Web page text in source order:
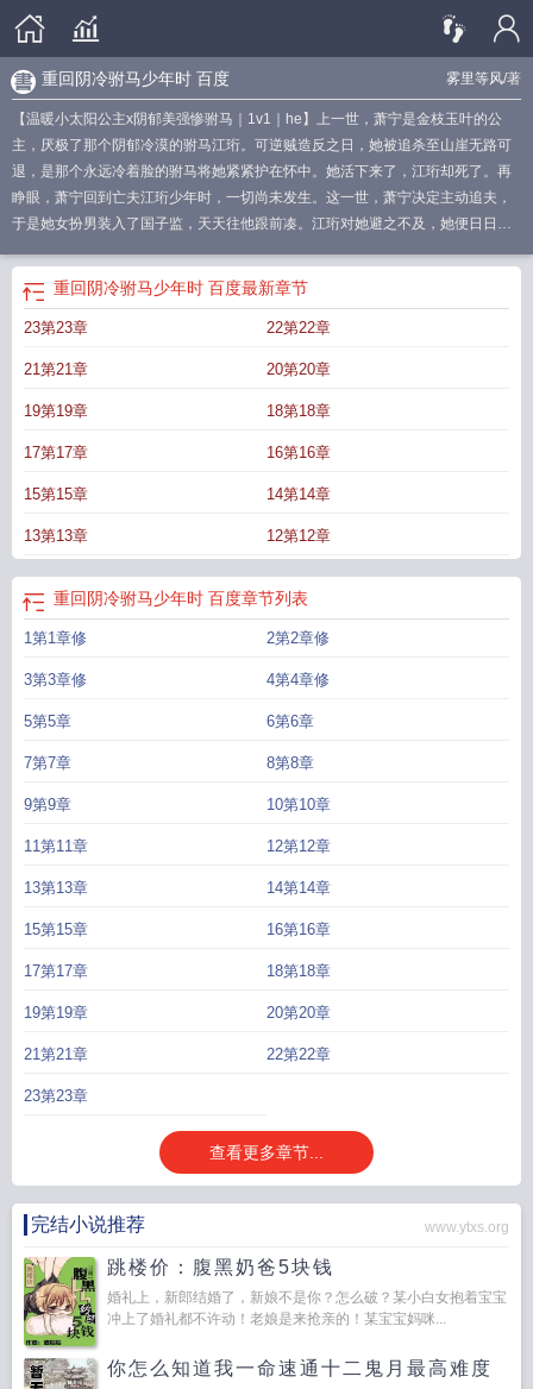
雾里等风/著
重回阴冷驸马少年时 百度
【温暖小太阳公主x阴郁美强惨驸马｜1v1｜he】上一世，萧宁是金枝玉叶的公
主，厌极了那个阴郁冷漠的驸马江珩。可逆贼造反之日，她被追杀至山崖无路可
退，是那个永远冷着脸的驸马将她紧紧护在怀中。她活下来了，江珩却死了。再
睁眼，萧宁回到亡夫江珩少年时，一切尚未发生。这一世，萧宁决定主动追夫，
于是她女扮男装入了国子监，天天往他跟前凑。江珩对她避之不及，她便日日去
想也没想扑倒了他。利刃划破她的手臂，江珩冷漠的眸中第一次出现了慌张。“为
什么？”他哑声问。萧宁疼得吸气，却弯起眼睛：“因为你值得啊。”后来，整个上
京都在看昭阳公主的笑话。笑她鬼迷心窍，不嫁权贵，却将一个寒门监生捧在手
直到皇帝有意为萧宁赐婚，驸马不是江珩。那一贯清冷自持的权臣居然胆敢将她
绑进他的府邸，不许她离开。“你疯了？！”她又羞又怒。江珩轻轻摩挲着她的唇，
叶的公主殿下。可她像一束光，那么肆无忌惮地照进他的世界。他就是渴求她。
他就是想要她。只要她冲他笑，他就心甘情愿把什么都给她，哪怕是命。-tip:1、
洁，男主两世暗恋;4、架空勿考究。-——————————————接档预收文
《驯病娇》钓系美人x病娇王爷，1v1，he】我叫沈绫。我的嫡长闺是个爆火网文
作家。因为麻将桌上被我天胡，她连夜敲键盘，以我为原型在她的连载小说里码
了个花瓶女配，一个卑微的男主舔狗。可我是病娇反派的毒唯啊！-一觉醒来，沈
绫穿书了。穿书第一晚，她就被男主送到她的正主病娇反派谢泠渊床上……沈绫
咽了咽口水，还有这种好事？还是闺蜜懂她，她可觊觎谢泠渊很久了。tip:1.男女
时雾里等风
重回阴冷驸马少年时免费阅读重回阴冷驸马少年时TXT免费阅读
度重回阴冷驸马少年时完结了吗 重回阴冷驸马少年时番外资源
年时资源链接
重回阴冷驸马少年时百度盘重回驸马黑化前
年时 番外重回阴冷驸马少年时TXT番外重回阴冷驸马少年时原名
少年时全文免费阅读
重回阴冷驸马少年时 百度最新章节
23第23章 22第22章
21第21章 20第20章
19第19章 18第18章
17第17章 16第16章
15第15章 14第14章
13第13章 12第12章
重回阴冷驸马少年时 百度章节列表
1第1章修 2第2章修
3第3章修 4第4章修
5第5章 6第6章
7第7章 8第8章
9第9章 10第10章
11第11章 12第12章
13第13章 14第14章
15第15章 16第16章
17第17章 18第18章
19第19章 20第20章
21第21章 22第22章
23第23章
查看更多章节...
完结小说推荐 www.ytxs.org
跳楼价：腹黑奶爸5块钱
婚礼上，新郎结婚了，新娘不是你？怎么破？某小白女抱着宝宝
冲上了婚礼都不许动！老娘是来抢亲的！某宝宝妈咪...
你怎么知道我一命速通十二鬼月最高难度